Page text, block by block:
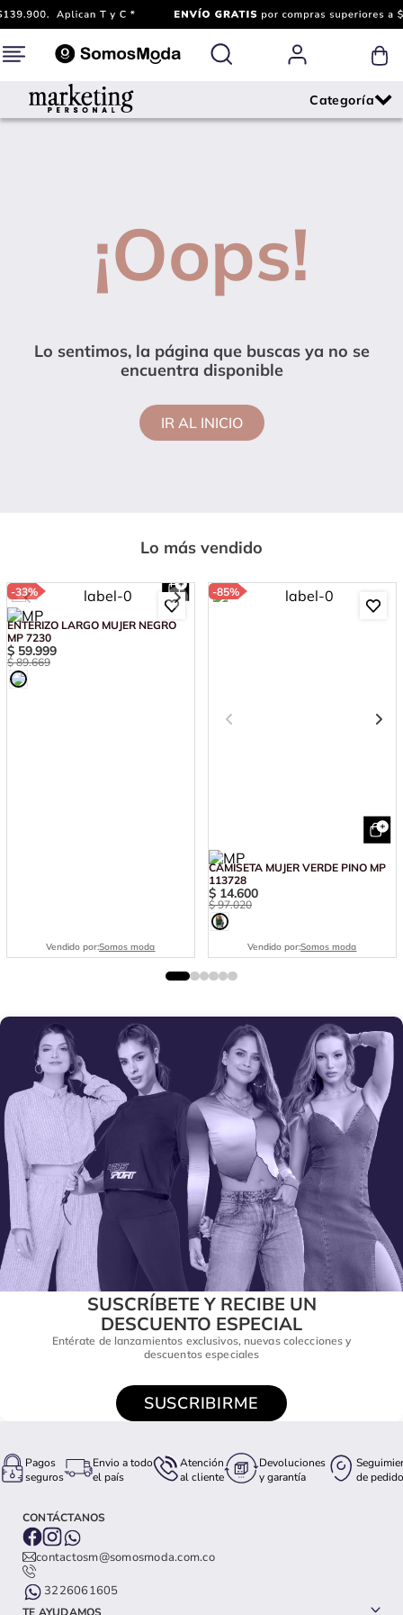
¡Oops!
Lo sentimos, la página que buscas ya no se
encuentra disponible
IR AL INICIO
Lo más vendido
-33%
ENTERIZO LARGO MUJER NEGRO
MP 7230
$ 59.999
$ 89.669
Vendido por:Somos moda
-85%
CAMISETA MUJER VERDE PINO MP
113728
$ 14.600
$ 97.020
Vendido por:Somos moda
SUSCRÍBETE Y RECIBE UN
DESCUENTO ESPECIAL
Entérate de lanzamientos exclusivos, nuevas colecciones y
descuentos especiales
SUSCRIBIRME
Pagos
seguros
Envio a todo
el país
Atención
al cliente
Devoluciones
y garantía
de pedido
CONTÁCTANOS
contactosm@somosmoda.com.co
3226061605
TE AYUDAMOS